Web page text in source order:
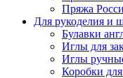
Пряжа
Для рукоделия и
Булавки
Иглы для
Иглы
Коробки